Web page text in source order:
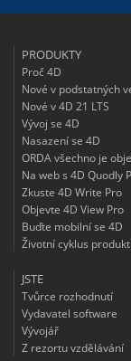
PRODUKTY
Proč 4D
Nové v podstatných
Nové v 4D 21 LTS
Vývoj se 4D
Nasazení se 4D
ORDA všechno je
Na web s 4D Quodly
Zkuste 4D Write Pro
Objevte 4D View Pro
Buďte mobilní se 4D
Životní cyklus
JSTE
Tvůrce rozhodnutí
Vydavatel software
Vývojář
Z rezortu vzdělávání